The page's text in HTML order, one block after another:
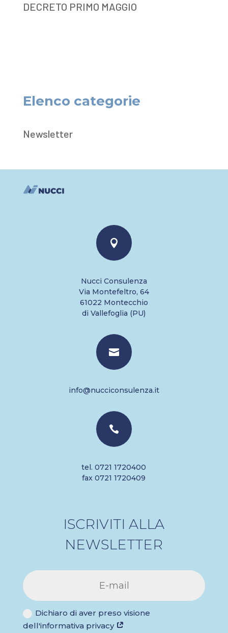
DECRETO PRIMO MAGGIO
Elenco categorie
Newsletter

Nucci Consulenza
Via Montefeltro, 64
61022 Montecchio
di Vallefoglia (PU)

info@nucciconsulenza.it

tel. 0721 1720400
fax 0721 1720409
ISCRIVITI ALLA
NEWSLETTER
Dichiaro di aver preso visione
dell'informativa privacy